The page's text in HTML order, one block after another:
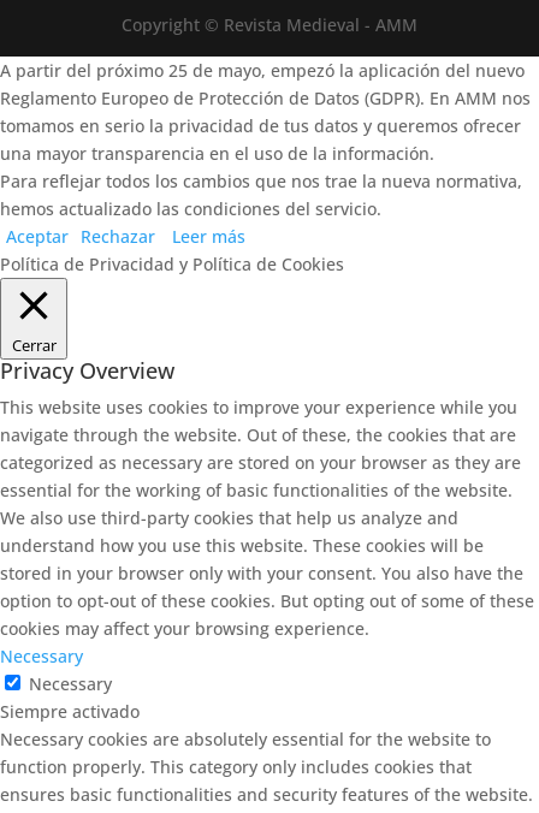
Copyright © Revista Medieval - AMM
A partir del próximo 25 de mayo, empezó la aplicación del nuevo
Reglamento Europeo de Protección de Datos (GDPR). En AMM nos
tomamos en serio la privacidad de tus datos y queremos ofrecer
una mayor transparencia en el uso de la información.
Para reflejar todos los cambios que nos trae la nueva normativa,
hemos actualizado las condiciones del servicio.
Aceptar Rechazar
Leer más
Política de Privacidad y Política de Cookies
Cerrar
Privacy Overview
This website uses cookies to improve your experience while you
navigate through the website. Out of these, the cookies that are
categorized as necessary are stored on your browser as they are
essential for the working of basic functionalities of the website.
We also use third-party cookies that help us analyze and
understand how you use this website. These cookies will be
stored in your browser only with your consent. You also have the
option to opt-out of these cookies. But opting out of some of these
cookies may affect your browsing experience.
Necessary
Necessary
Siempre activado
Necessary cookies are absolutely essential for the website to
function properly. This category only includes cookies that
ensures basic functionalities and security features of the website.